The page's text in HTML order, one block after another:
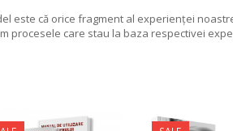
este că orice fragment al experienţei
procesele care stau la baza respectivei